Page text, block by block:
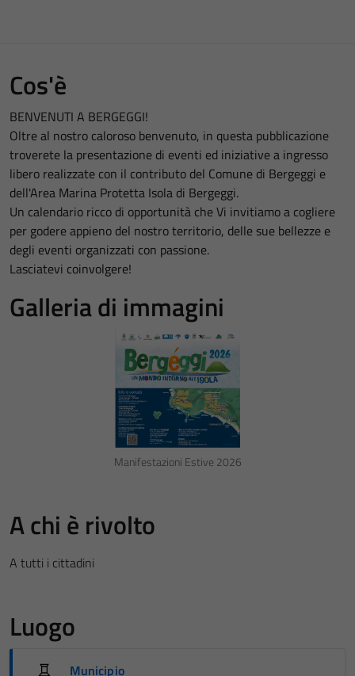
Cos'è
BENVENUTI A BERGEGGI!
Oltre al nostro caloroso benvenuto, in questa pubblicazione
troverete la presentazione di eventi ed iniziative a ingresso
libero realizzate con il contributo del Comune di Bergeggi e
dell'Area Marina Protetta Isola di Bergeggi.
Un calendario ricco di opportunità che Vi invitiamo a cogliere
per godere appieno del nostro territorio, delle sue bellezze e
degli eventi organizzati con passione.
Lasciatevi coinvolgere!
Galleria di immagini
Manifestazioni Estive 2026
A chi è rivolto
A tutti i cittadini
Luogo
Municipio